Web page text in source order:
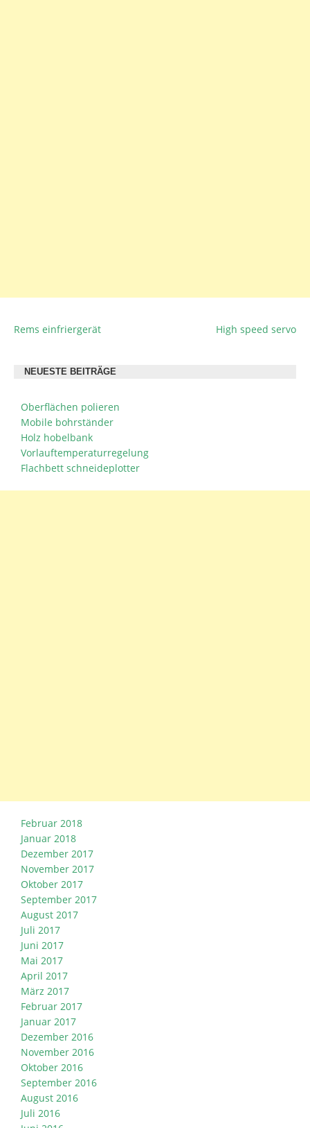
BEITRAGSNAVIGATION
Rems einfriergerät High speed servo
NEUESTE BEITRÄGE
Oberflächen polieren
Mobile bohrständer
Holz hobelbank
Vorlauftemperaturregelung
Flachbett schneideplotter
Februar 2018
Januar 2018
Dezember 2017
November 2017
Oktober 2017
September 2017
August 2017
Juli 2017
Juni 2017
Mai 2017
April 2017
März 2017
Februar 2017
Januar 2017
Dezember 2016
November 2016
Oktober 2016
September 2016
August 2016
Juli 2016